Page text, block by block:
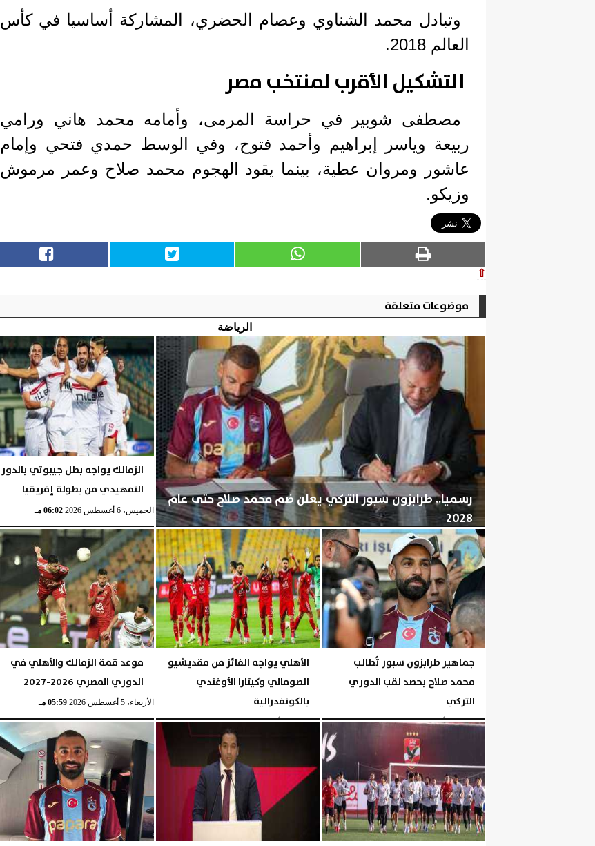
وتبادل محمد الشناوي وعصام الحضري، المشاركة أساسيا في كأس
العالم 2018.
التشكيل الأقرب لمنتخب مصر
مصطفى شوبير في حراسة المرمى، وأمامه محمد هاني ورامي
ربيعة وياسر إبراهيم وأحمد فتوح، وفي الوسط حمدي فتحي وإمام
عاشور ومروان عطية، بينما يقود الهجوم محمد صلاح وعمر مرموش
وزيكو.
⇧
موضوعات متعلقة
الرياضة
رسميا.. طرابزون سبور التركي يعلن ضم محمد صلاح حتى عام
2028
الخميس، 6 أغسطس 2026 06:04 مـ
الزمالك يواجه بطل جيبوتي بالدور
التمهيدي من بطولة إفريقيا
الخميس، 6 أغسطس 2026 06:02 مـ
جماهير طرابزون سبور تُطالب
محمد صلاح بحصد لقب الدوري
التركي
الخميس، 6 أغسطس 2026 06:00 مـ
الأهلي يواجه الفائز من مقديشيو
الصومالي وكيتارا الأوغندي
بالكونفدرالية
الخميس، 6 أغسطس 2026 05:57 مـ
موعد قمة الزمالك والأهلي في
الدوري المصري 2026-2027
الأربعاء، 5 أغسطس 2026 05:59 مـ